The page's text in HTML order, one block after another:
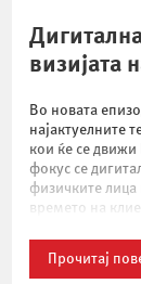
визијата
Во новата
најактуелните
кои ќе се
фокус се
физичките лица
времето на
Прочитај